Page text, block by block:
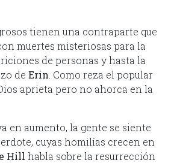
tienen una contraparte que
muertes misteriosas para la
de personas y hasta la
de Erin . Como reza el popular
aprieta pero no ahorca en la
en aumento, la gente se siente
cuyas homilías crecen en
Hill habla sobre la resurrección